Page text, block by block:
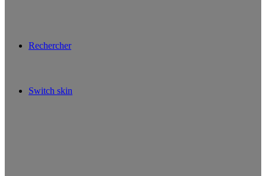
Rechercher
Switch skin